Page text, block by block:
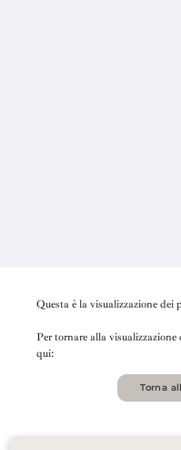
Questa è la visualizzazione
Per tornare alla
qui:
Torna